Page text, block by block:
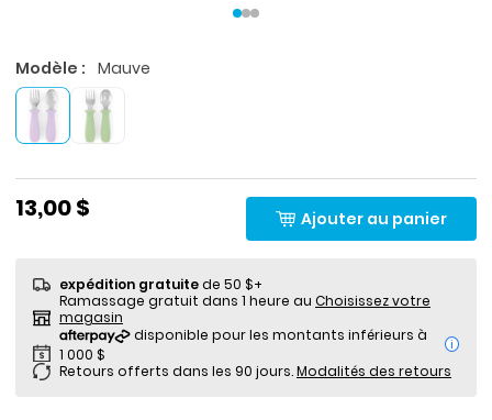
Modèle : Mauve
13,00 $ Ajouter au panier
expédition gratuitede 50 $+
Ramassage gratuit dans 1 heure au Choisissez votre
magasin
i
Retours offerts dans les 90 jours.Modalités des retours